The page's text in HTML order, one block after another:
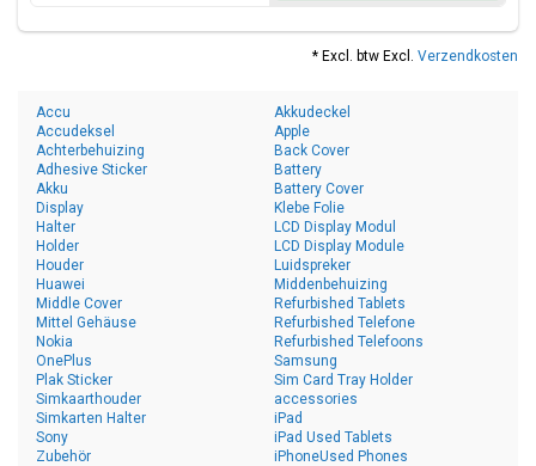
* Excl. btw Excl. Verzendkosten
Accu
Accudeksel
Achterbehuizing
Adhesive Sticker
Akku
Akkudeckel
Apple
Back Cover
Battery
Battery Cover
Display
Halter
Holder
Houder
Huawei
Klebe Folie
LCD Display Modul
LCD Display Module
Luidspreker
Middenbehuizing
Middle Cover
Mittel Gehäuse
Nokia
OnePlus
Plak Sticker
Refurbished Tablets
Refurbished Telefone
Refurbished Telefoons
Samsung
Sim Card Tray Holder
Simkaarthouder
Simkarten Halter
Sony
Zubehör
accessories
iPad
iPad Used Tablets
iPhoneUsed Phones